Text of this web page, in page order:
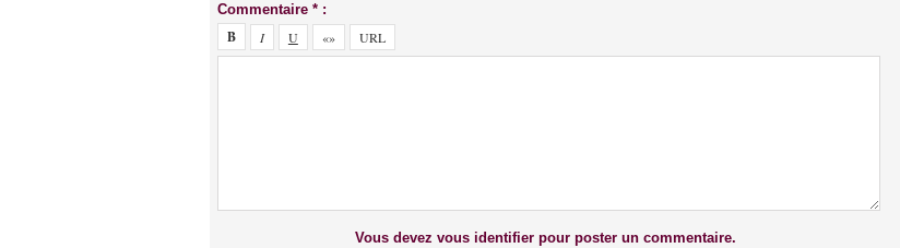
Commentaire * :
Vous devez vous identifier pour poster un commentaire.